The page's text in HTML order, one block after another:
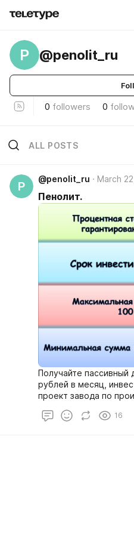
P @penolit_ru
0 followers 0
ALL POSTS
P
@penolit_ru March
Пенолит.
Получайте
рублей в месяц,
проект завода по
утеплителя
второго месяца.
16